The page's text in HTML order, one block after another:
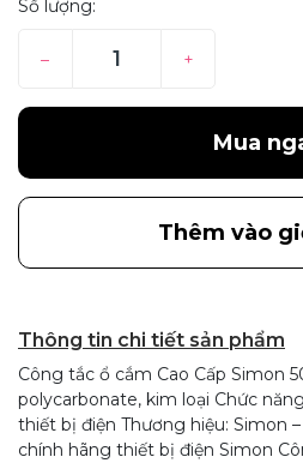
Số lượng:
– +
Mua
Thêm vào
Thông tin chi tiết sản phẩm
Công tắc ổ cắm Cao Cấp Simon
polycarbonate, kim loại Chức
thiết bị điện Thương hiệu: Simon
chính hãng thiết bị điện Simon